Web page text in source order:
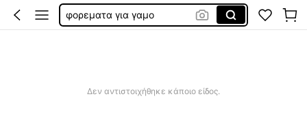
μαγιό
Δεν αντιστοιχήθηκε κάποιο είδος.